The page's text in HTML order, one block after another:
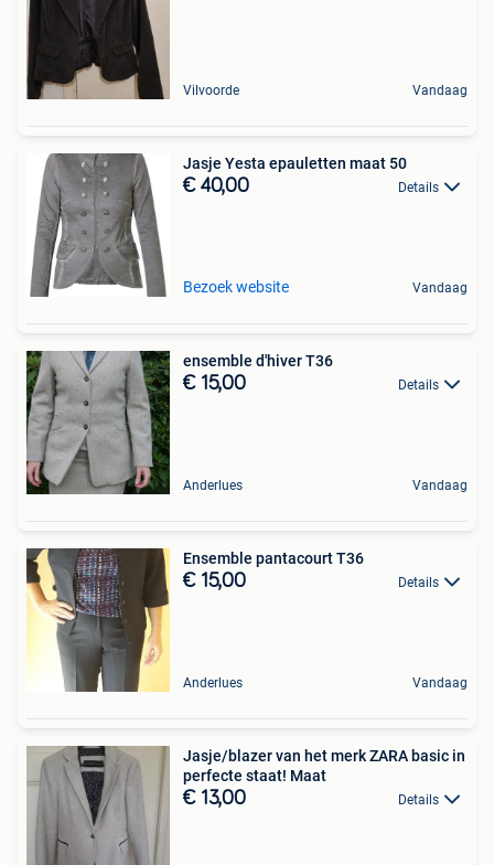
Vilvoorde Vandaag
Jasje Yesta epauletten maat 50
€ 40,00 Details
Bezoek website Vandaag
ensemble d'hiver T36
€ 15,00 Details
Anderlues Vandaag
Ensemble pantacourt T36
€ 15,00 Details
Anderlues Vandaag
Jasje/blazer van het merk ZARA basic in
perfecte staat! Maat
€ 13,00 Details